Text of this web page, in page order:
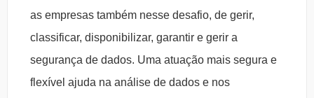
as empresas também nesse desafio, de gerir,
classificar, disponibilizar, garantir e gerir a
segurança de dados. Uma atuação mais segura e
flexível ajuda na análise de dados e nos